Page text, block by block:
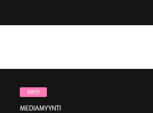
INFO
MEDIAMYYNTI